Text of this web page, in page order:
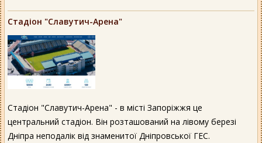
Стадіон "Славутич-Арена"
Стадіон "Славутич-Арена" - в місті Запоріжжя це
центральний стадіон. Він розташований на лівому березі
Дніпра неподалік від знаменитої Дніпровської ГЕС.